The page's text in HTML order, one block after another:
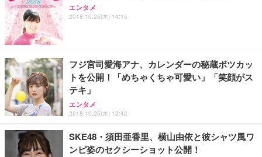
エンタメ
2018.10.25(木) 14:15
フジ宮司愛海アナ、カレンダーの秘蔵ボツカッ
トを公開！「めちゃくちゃ可愛い」「笑顔がス
テキ」
エンタメ
2018.10.25(木) 12:42
SKE48・須田亜香里、横山由依と彼シャツ風ワ
ンピ姿のセクシーショット公開！